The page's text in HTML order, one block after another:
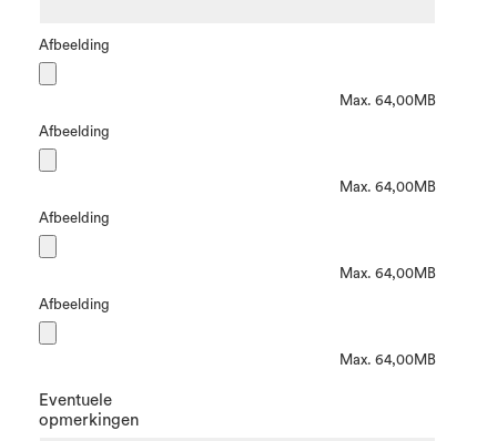
Afbeelding
Max. 64,00MB
Afbeelding
Max. 64,00MB
Afbeelding
Max. 64,00MB
Afbeelding
Max. 64,00MB
Eventuele
opmerkingen